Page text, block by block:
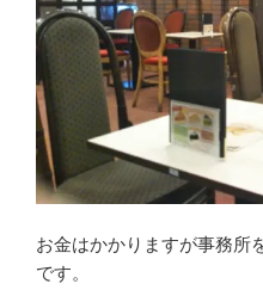
お金はかかりますが事務所
です。